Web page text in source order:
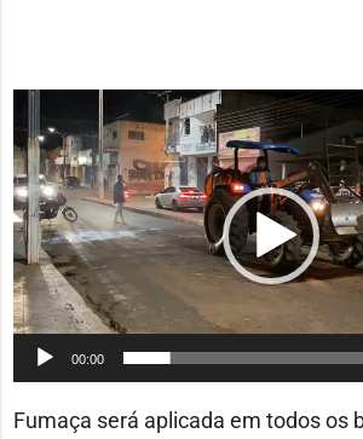
de
vídeo
00:00
Fumaça será aplicada em todos os